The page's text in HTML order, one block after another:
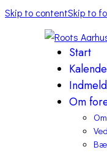
Skip to contentSkip to
Start
Om